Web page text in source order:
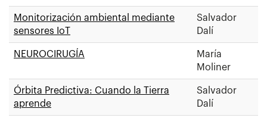
Monitorización ambiental mediante
sensores IoT
Salvador
Dalí
NEUROCIRUGÍA
María
Moliner
Órbita Predictiva: Cuando la Tierra
aprende
Salvador
Dalí